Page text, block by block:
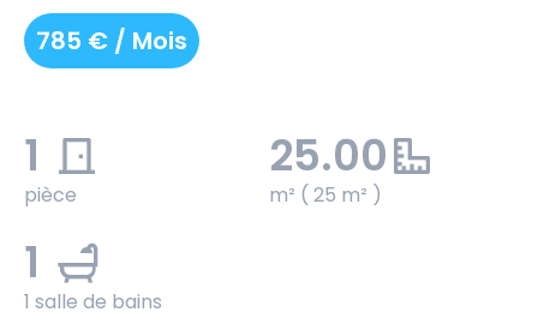
785 € / Mois
1
pièce
25.00
m² ( 25 m² )
1
1 salle de bains